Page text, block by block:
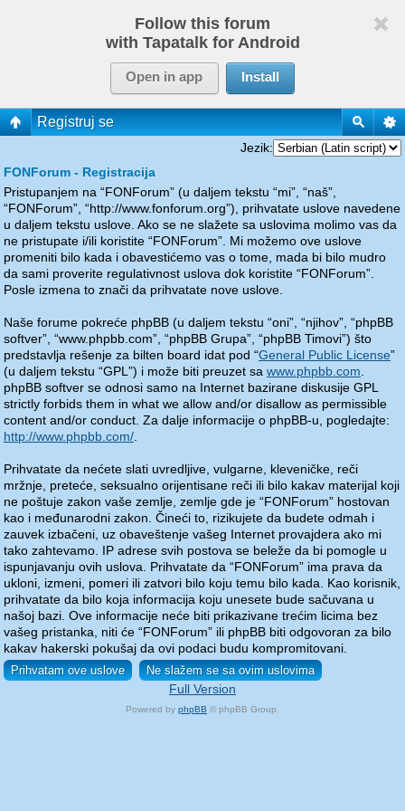
Follow this forum
with Tapatalk for Android
Open in app Install
Registruj se
Jezik:
FONForum - Registracija
Pristupanjem na “FONForum” (u daljem tekstu “mi”, “naš”,
“FONForum”, “http://www.fonforum.org”), prihvatate uslove navedene
u daljem tekstu uslove. Ako se ne slažete sa uslovima molimo vas da
ne pristupate i/ili koristite “FONForum”. Mi možemo ove uslove
promeniti bilo kada i obavestićemo vas o tome, mada bi bilo mudro
da sami proverite regulativnost uslova dok koristite “FONForum”.
Posle izmena to znači da prihvatate nove uslove.
Naše forume pokreće phpBB (u daljem tekstu “oni”, “njihov”, “phpBB
softver”, “www.phpbb.com”, “phpBB Grupa”, “phpBB Timovi”) što
predstavlja rešenje za bilten board idat pod “General Public License”
(u daljem tekstu “GPL”) i može biti preuzet sa www.phpbb.com
phpBB softver se odnosi samo na Internet bazirane diskusije GPL
strictly forbids them in what we allow and/or disallow as permissible
content and/or conduct. Za dalje informacije o phpBB-u, pogledajte:
http://www.phpbb.com/
Prihvatate da nećete slati uvredljive, vulgarne, kleveničke, reči
mržnje, preteće, seksualno orijentisane reči ili bilo kakav materijal koji
ne poštuje zakon vaše zemlje, zemlje gde je “FONForum” hostovan
kao i međunarodni zakon. Čineći to, rizikujete da budete odmah i
zauvek izbačeni, uz obaveštenje vašeg Internet provajdera ako mi
tako zahtevamo. IP adrese svih postova se beleže da bi pomogle u
ispunjavanju ovih uslova. Prihvatate da “FONForum” ima prava da
ukloni, izmeni, pomeri ili zatvori bilo koju temu bilo kada. Kao korisnik,
prihvatate da bilo koja informacija koju unesete bude sačuvana u
našoj bazi. Ove informacije neće biti prikazivane trećim licima bez
vašeg pristanka, niti će “FONForum” ili phpBB biti odgovoran za bilo
kakav hakerski pokušaj da ovi podaci budu kompromitovani.
Full Version
Powered by phpBB © phpBB Group.